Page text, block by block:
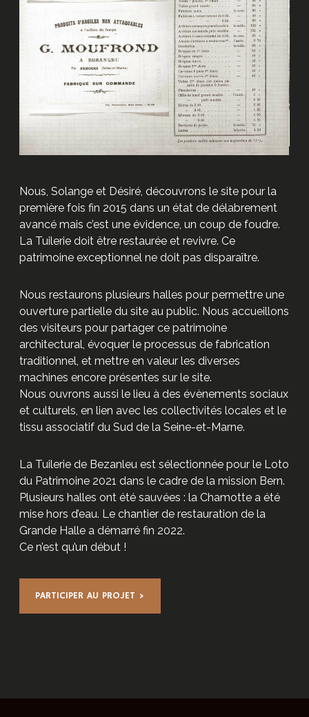
Nous, Solange et Désiré, découvrons le site pour la
première fois fin 2015 dans un état de délabrement
avancé mais c’est une évidence, un coup de foudre.
La Tuilerie doit être restaurée et revivre. Ce
patrimoine exceptionnel ne doit pas disparaître.
Nous restaurons plusieurs halles pour permettre une
ouverture partielle du site au public. Nous accueillons
des visiteurs pour partager ce patrimoine
architectural, évoquer le processus de fabrication
traditionnel, et mettre en valeur les diverses
machines encore présentes sur le site.
Nous ouvrons aussi le lieu à des évènements sociaux
et culturels, en lien avec les collectivités locales et le
tissu associatif du Sud de la Seine-et-Marne.
La Tuilerie de Bezanleu est sélectionnée pour le Loto
du Patrimoine 2021 dans le cadre de la mission Bern.
Plusieurs halles ont été sauvées : la Chamotte a été
mise hors d’eau. Le chantier de restauration de la
Grande Halle a démarré fin 2022.
Ce n’est qu’un début !
PARTICIPER AU PROJET >